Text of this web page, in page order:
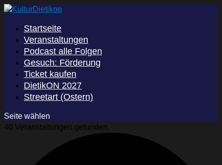
Startseite
Veranstaltungen
Podcast alle Folgen
Gesuch: Förderung
Ticket kaufen
DietikON 2027
Streetart (Ostern)
Seite wählen
40 Veranstaltungen gefunden.